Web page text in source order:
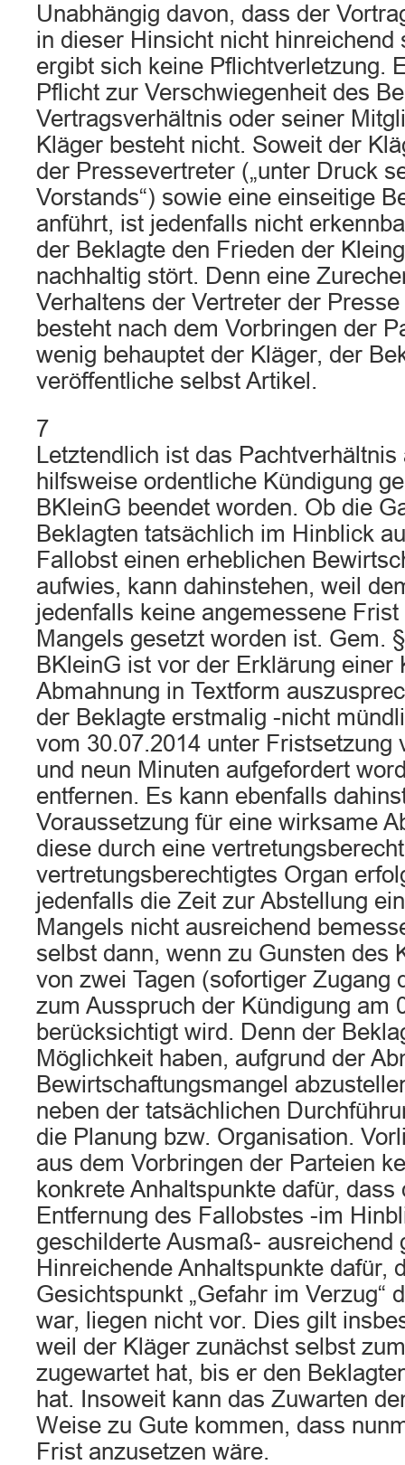
Unabhängig davon, dass der
in dieser Hinsicht nicht hinreichend
ergibt sich keine Pflichtverletzung.
Pflicht zur Verschwiegenheit des
Vertragsverhältnis oder seiner
Kläger besteht nicht. Soweit der
der Pressevertreter („unter Druck
Vorstands“) sowie eine einseitige
anführt, ist jedenfalls nicht
der Beklagte den Frieden der
nachhaltig stört. Denn eine
Verhaltens der Vertreter der
besteht nach dem Vorbringen der
wenig behauptet der Kläger, der
veröffentliche selbst Artikel.
7
Letztendlich ist das
hilfsweise ordentliche Kündigung
BKleinG beendet worden. Ob die
Beklagten tatsächlich im Hinblick
Fallobst einen erheblichen
aufwies, kann dahinstehen, weil
jedenfalls keine angemessene
Mangels gesetzt worden ist. Gem.
BKleinG ist vor der Erklärung einer
Abmahnung in Textform
der Beklagte erstmalig -nicht
vom 30.07.2014 unter Fristsetzung
und neun Minuten aufgefordert
entfernen. Es kann ebenfalls
Voraussetzung für eine wirksame
diese durch eine
vertretungsberechtigtes Organ
jedenfalls die Zeit zur Abstellung
Mangels nicht ausreichend
selbst dann, wenn zu Gunsten des
von zwei Tagen (sofortiger Zugang
zum Ausspruch der Kündigung am
berücksichtigt wird. Denn der
Möglichkeit haben, aufgrund der
Bewirtschaftungsmangel
neben der tatsächlichen
die Planung bzw. Organisation.
aus dem Vorbringen der Parteien
konkrete Anhaltspunkte dafür,
Entfernung des Fallobstes -im
geschilderte Ausmaß- ausreichend
Hinreichende Anhaltspunkte dafür,
Gesichtspunkt „Gefahr im Verzug“
war, liegen nicht vor. Dies gilt
weil der Kläger zunächst selbst
zugewartet hat, bis er den
hat. Insoweit kann das Zuwarten
Weise zu Gute kommen, dass
Frist anzusetzen wäre.